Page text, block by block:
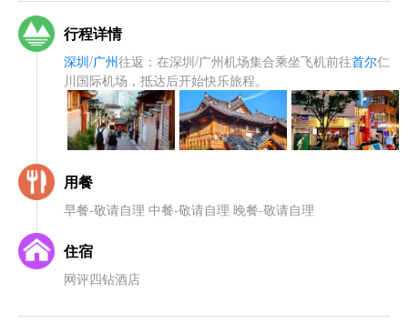
行程详情
深圳/广州往返：在深圳/广州机场集合乘坐飞机前往首尔仁
川国际机场，抵达后开始快乐旅程。
用餐
早餐-敬请自理 中餐-敬请自理 晚餐-敬请自理
住宿
网评四钻酒店